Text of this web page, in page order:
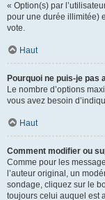
« Option(s) par
pour une durée illimitée)
vote.
Haut
Pourquoi ne puis-je pas
Le nombre d’options
vous avez besoin
Haut
Comment modifier ou
Comme pour les
l’auteur original, un
sondage, cliquez sur le
toujours celui auquel est